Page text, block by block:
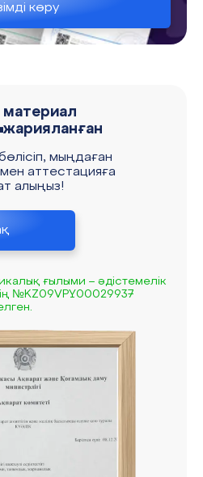
көру
материал
жарияланған
мыңдаған
аттестацияға
алыңыз!
ғылыми – әдістемелік
№KZ09VPY00029937